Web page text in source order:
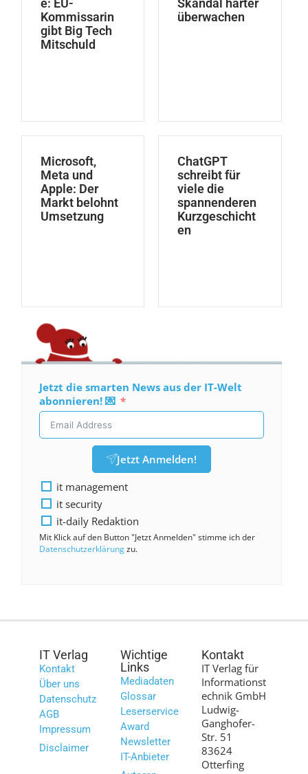
e: EU-
Kommissarin
gibt Big Tech
Mitschuld
Skandal härter
überwachen
Microsoft,
Meta und
Apple: Der
Markt belohnt
Umsetzung
ChatGPT
schreibt für
viele die
spannenderen
Kurzgeschicht
en
Jetzt die smarten News aus der IT-Welt
abonnieren! 💌
Jetzt Anmelden!
it management
it security
it-daily Redaktion
Mit Klick auf den Button "Jetzt Anmelden" stimme ich der
Datenschutzerklärungzu.
IT Verlag
Kontakt
Über uns
Datenschutz
AGB
Impressum
Disclaimer
Wichtige
Links
Mediadaten
Glossar
Leserservice
Award
Newsletter
IT-Anbieter
Kontakt
IT Verlag für
Informationst
echnik GmbH
Ludwig-
Ganghofer-
Str. 51
83624
Otterfing